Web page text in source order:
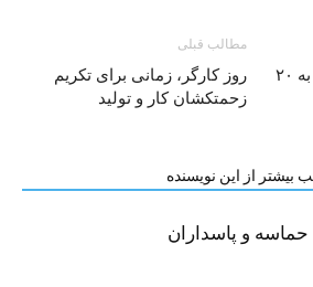
مطالب قبلی
روز کارگر، زمانی برای تکریم
زحمتکشان کار و تولید
حکم اعدام بابک زنجانی به ۲۰
بیشتر از این نویسنده
حماسه و پاسداران